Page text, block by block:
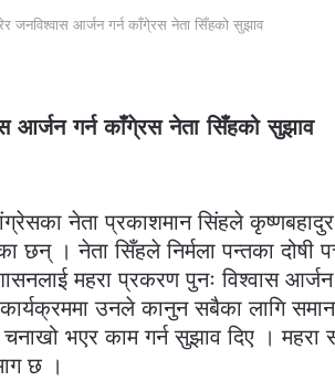
जनविश्वास आर्जन गर्न काँगे्रस नेता सिँहको सुझाव
आर्जन गर्न काँगे्रस नेता सिँहको सुझाव
नेता प्रकाशमान सिंहले कृष्णबहादुर
छन् । नेता सिँहले निर्मला पन्तका दोषी
महरा प्रकरण पुनः विश्वास
उनले कानुन सबैका लागि
चनाखो भएर काम गर्न सुझाव दिए ।
छ ।